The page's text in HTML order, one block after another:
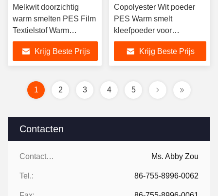
Contacten
Contacten: Ms. Abby Zou
Tel.: 86-755-8996-0062
Melkwit doorzichtig
warm smelten PES Film
Textielstof Warm
smelten Kleeffilm Voor
borduurplaster
Krijg Beste Prijs
Copolyester Wit poeder
PES Warm smelt
kleefpoeder voor
warmteoverdruk
Krijg Beste Prijs
1 2 3 4 5